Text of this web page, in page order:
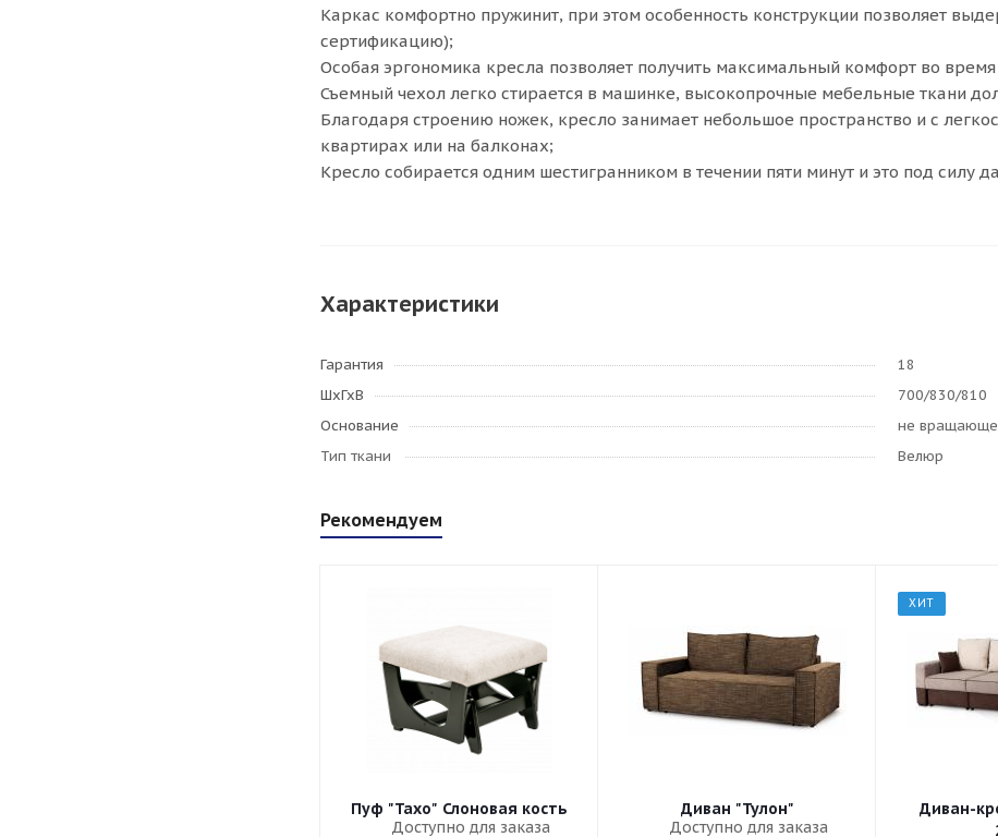
Каркас комфортно пружинит, при этом особенность конструкции позволяет
сертификацию);
Особая эргономика кресла позволяет получить максимальный комфорт во
Съемный чехол легко стирается в машинке, высокопрочные мебельные ткани
Благодаря строению ножек, кресло занимает небольшое пространство и с
квартирах или на балконах;
Кресло собирается одним шестигранником в течении пяти минут и это под силу
Характеристики
Гарантия
18
ШхГхВ
700/830/810
Основание
не
Тип ткани
Велюр
Рекомендуем
Пуф "Тахо" Слоновая кость
Доступно для заказа
Диван "Тулон"
Доступно для заказа
ХИТ
Диван-